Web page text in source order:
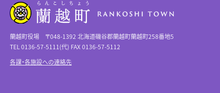
蘭越町役場 〒048-1392 北海道磯谷郡蘭越町蘭越町258番地5
TEL 0136-57-5111(代) FAX 0136-57-5112
各課・各施設への連絡先